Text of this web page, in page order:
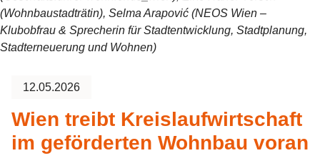
(Wohnbaustadträtin), Selma Arapović (NEOS Wien –
Klubobfrau & Sprecherin für Stadtentwicklung, Stadtplanung,
Stadterneuerung und Wohnen)
12.05.2026
Wien treibt Kreislaufwirtschaft
im geförderten Wohnbau voran